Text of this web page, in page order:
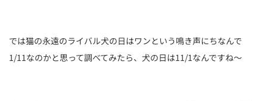
では猫の永遠のライバル犬の日はワンという鳴き声にちなんで
1/11なのかと思って調べてみたら、犬の日は11/1なんですね～